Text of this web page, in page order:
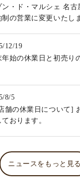
ン・ド・マルシェ 名
制の営業に変更いたし
12/19
年始の休業日と初売り
8/5
舗の休業日について]
おります。
ニュースをもっと見る